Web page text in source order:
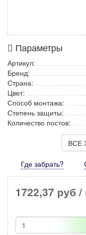
Параметры
Артикул:
Бренд:
Страна:
Цвет:
Способ монтажа:
Степень защиты:
Количество постов:
ВСЕ
Где забрать?
1722,37 руб /